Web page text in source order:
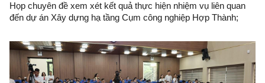
Họp chuyên đề xem xét kết quả thực hiện nhiệm vụ liên quan
đến dự án Xây dựng hạ tầng Cụm công nghiệp Hợp Thành;
kỹ thuật phục vụ giải phóng mặt bằng dự án Khu công nghiệp
VSIP Lạng Sơn